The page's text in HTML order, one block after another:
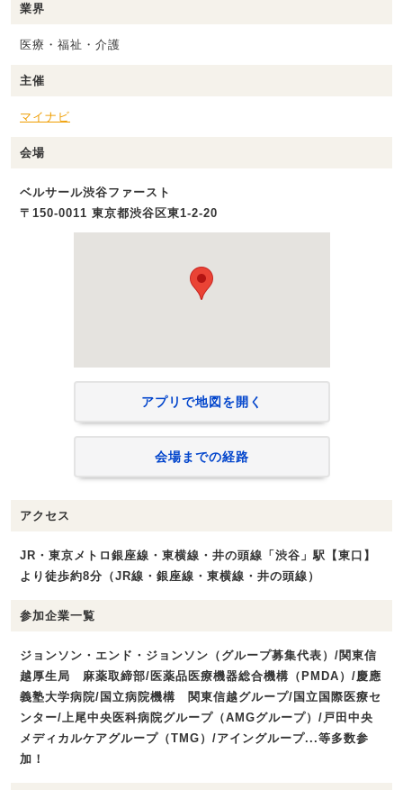
業界
医療・福祉・介護
主催
マイナビ
会場
ベルサール渋谷ファースト
〒150-0011 東京都渋谷区東1-2-20
アプリで地図を開く
会場までの経路
アクセス
JR・東京メトロ銀座線・東横線・井の頭線「渋谷」駅【東口】
より徒歩約8分（JR線・銀座線・東横線・井の頭線）
参加企業一覧
ジョンソン・エンド・ジョンソン（グループ募集代表）/関東信
越厚生局 麻薬取締部/医薬品医療機器総合機構（PMDA）/慶應
義塾大学病院/国立病院機構 関東信越グループ/国立国際医療セ
ンター/上尾中央医科病院グループ（AMGグループ）/戸田中央
メディカルケアグループ（TMG）/アイングループ...等多数参
加！